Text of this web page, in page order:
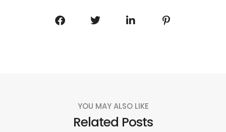
YOU MAY ALSO LIKE
Related Posts